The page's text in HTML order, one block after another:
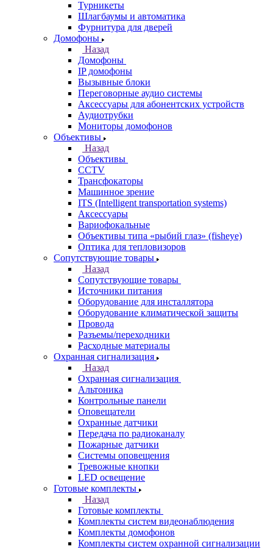
Турникеты
Шлагбаумы и автоматика
Фурнитура для дверей
Домофоны
Назад
Домофоны
IP домофоны
Вызывные блоки
Переговорные аудио системы
Аксессуары для абонентских устройств
Аудиотрубки
Мониторы домофонов
Объективы
Назад
Объективы
CCTV
Трансфокаторы
Машинное зрение
ITS (Intelligent transportation systems)
Аксессуары
Вариофокальные
Объективы типа «рыбий глаз» (fisheye)
Оптика для тепловизоров
Сопутствующие товары
Назад
Сопутствующие товары
Источники питания
Оборудование для инсталлятора
Оборудование климатической защиты
Провода
Разъемы/переходники
Расходные материалы
Охранная сигнализация
Назад
Охранная сигнализация
Альтоника
Контрольные панели
Оповещатели
Охранные датчики
Передача по радиоканалу
Пожарные датчики
Системы оповещения
Тревожные кнопки
LED освещение
Готовые комплекты
Назад
Готовые комплекты
Комплекты систем видеонаблюдения
Комплекты домофонов
Комплекты систем охранной сигнализации